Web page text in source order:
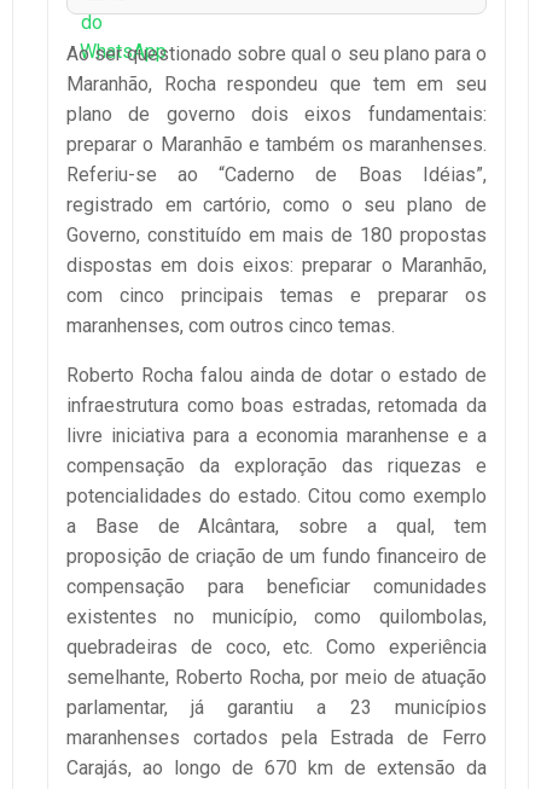
Ao ser questionado sobre qual o seu plano para o
Maranhão, Rocha respondeu que tem em seu
plano de governo dois eixos fundamentais:
preparar o Maranhão e também os maranhenses.
Referiu-se ao “Caderno de Boas Idéias”,
registrado em cartório, como o seu plano de
Governo, constituído em mais de 180 propostas
dispostas em dois eixos: preparar o Maranhão,
com cinco principais temas e preparar os
maranhenses, com outros cinco temas.
Roberto Rocha falou ainda de dotar o estado de
infraestrutura como boas estradas, retomada da
livre iniciativa para a economia maranhense e a
compensação da exploração das riquezas e
potencialidades do estado. Citou como exemplo
a Base de Alcântara, sobre a qual, tem
proposição de criação de um fundo financeiro de
compensação para beneficiar comunidades
existentes no município, como quilombolas,
quebradeiras de coco, etc. Como experiência
semelhante, Roberto Rocha, por meio de atuação
parlamentar, já garantiu a 23 municípios
maranhenses cortados pela Estrada de Ferro
Carajás, ao longo de 670 km de extensão da